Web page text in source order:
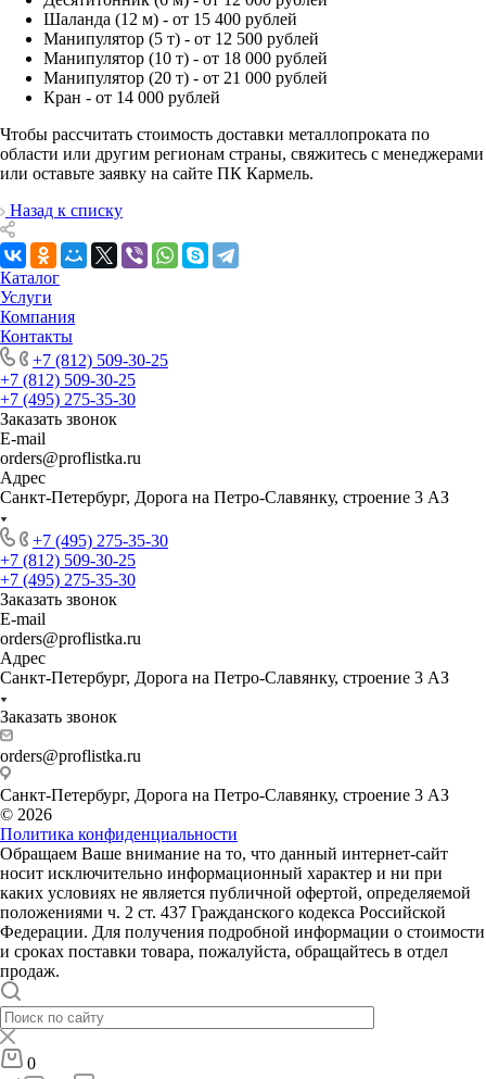
Шаланда (12 м) - от 15 400 рублей
Манипулятор (5 т) - от 12 500 рублей
Манипулятор (10 т) - от 18 000 рублей
Манипулятор (20 т) - от 21 000 рублей
Кран - от 14 000 рублей
Чтобы рассчитать стоимость доставки металлопроката по
области или другим регионам страны, свяжитесь с менеджерами
или оставьте заявку на сайте ПК Кармель.
Назад к списку
Каталог
Услуги
Компания
Контакты
+7 (812) 509-30-25
+7 (812) 509-30-25
+7 (495) 275-35-30
Заказать звонок
E-mail
orders@proflistka.ru
Адрес
Санкт-Петербург, Дорога на Петро-Славянку, строение 3 АЗ
+7 (495) 275-35-30
+7 (812) 509-30-25
+7 (495) 275-35-30
Заказать звонок
E-mail
orders@proflistka.ru
Адрес
Санкт-Петербург, Дорога на Петро-Славянку, строение 3 АЗ
Заказать звонок
orders@proflistka.ru
Санкт-Петербург, Дорога на Петро-Славянку, строение 3 АЗ
© 2026
Политика конфиденциальности
Обращаем Ваше внимание на то, что данный интернет-сайт
носит исключительно информационный характер и ни при
каких условиях не является публичной офертой, определяемой
положениями ч. 2 ст. 437 Гражданского кодекса Российской
Федерации. Для получения подробной информации о стоимости
и сроках поставки товара, пожалуйста, обращайтесь в отдел
продаж.
0